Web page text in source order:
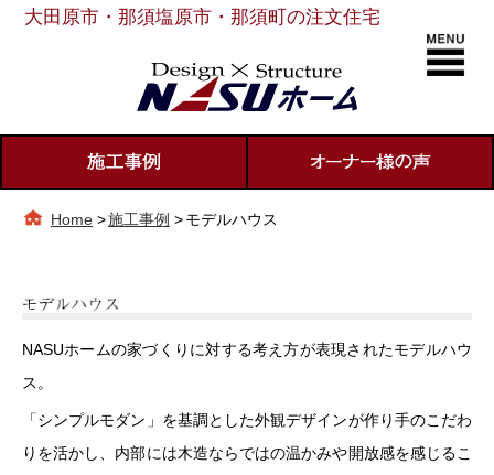
大田原市・那須塩原市・那須町の注文住宅
Home >施工事例 >モデルハウス
NASUホームの家づくりに対する考え方が表現されたモデルハウ
ス。
「シンプルモダン」を基調とした外観デザインが作り手のこだわ
りを活かし、内部には木造ならではの温かみや開放感を感じるこ